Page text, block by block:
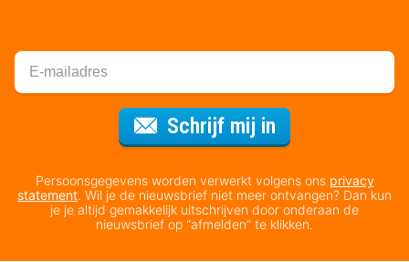
Schrijf mij in
Persoonsgegevens worden verwerkt volgens ons privacy
statement. Wil je de nieuwsbrief niet meer ontvangen? Dan kun
je je altijd gemakkelijk uitschrijven door onderaan de
nieuwsbrief op “afmelden” te klikken.